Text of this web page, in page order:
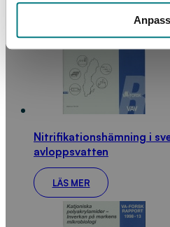
Nitrifikationshämning i
avloppsvatten
LÄS MER